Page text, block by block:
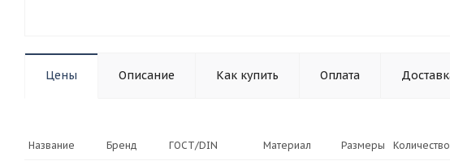
Цены Описание Как купить Оплата
Название Бренд ГОСТ/DIN Материал Размеры